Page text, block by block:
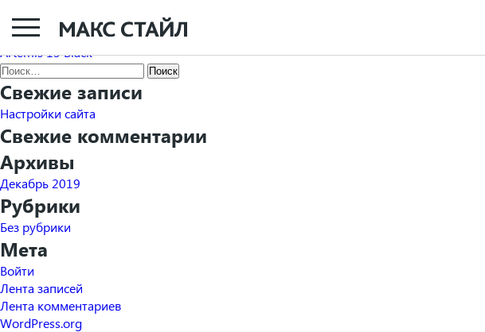
Artemis 14 Antracite
Навигация
по
записям
Artemis 13 Grey
Artemis 15 Black
Найти:
Свежие записи
Настройки сайта
Свежие комментарии
Архивы
Декабрь 2019
Рубрики
Без рубрики
Мета
Войти
Лента записей
Лента комментариев
WordPress.org